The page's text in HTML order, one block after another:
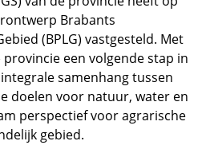
Brabants
(BPLG) vastgesteld. Met
een volgende stap in
samenhang tussen
doelen voor natuur, water en
perspectief voor agrarische
gebied.